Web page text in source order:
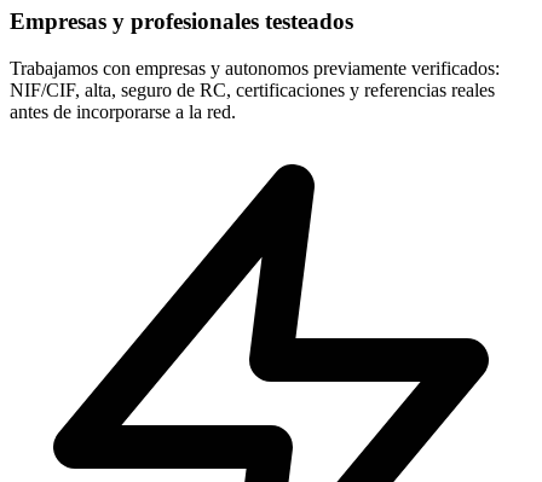
Empresas y profesionales testeados
Trabajamos con empresas y autonomos previamente verificados:
NIF/CIF, alta, seguro de RC, certificaciones y referencias reales
antes de incorporarse a la red.